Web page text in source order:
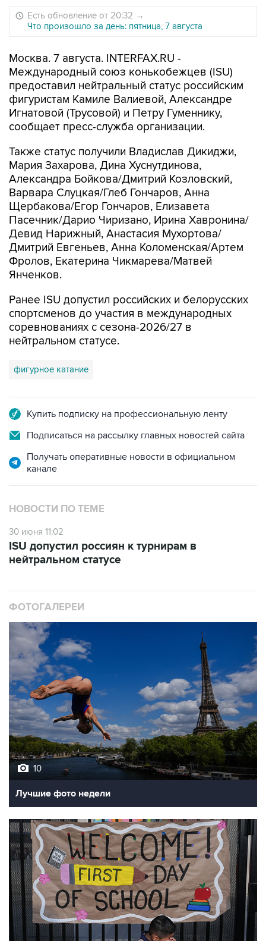
Есть обновление от 20:32 →
Что произошло за день: пятница, 7 августа
Москва. 7 августа. INTERFAX.RU -
Международный союз конькобежцев (ISU)
предоставил нейтральный статус российским
фигуристам Камиле Валиевой, Александре
Игнатовой (Трусовой) и Петру Гуменнику,
сообщает пресс-служба организации.
Также статус получили Владислав Дикиджи,
Мария Захарова, Дина Хуснутдинова,
Александра Бойкова/Дмитрий Козловский,
Варвара Слуцкая/Глеб Гончаров, Анна
Щербакова/Егор Гончаров, Елизавета
Пасечник/Дарио Чиризано, Ирина Хавронина/
Девид Нарижный, Анастасия Мухортова/
Дмитрий Евгеньев, Анна Коломенская/Артем
Фролов, Екатерина Чикмарева/Матвей
Янченков.
Ранее ISU допустил российских и белорусских
спортсменов до участия в международных
соревнованиях с сезона-2026/27 в
нейтральном статусе.
фигурное катание
Купить подписку на профессиональную ленту
Подписаться на рассылку главных новостей сайта
Получать оперативные новости в официальном
канале
НОВОСТИ ПО ТЕМЕ
30 июня 11:02
ISU допустил россиян к турнирам в
нейтральном статусе
ФОТОГАЛЕРЕИ
10
Лучшие фото недели